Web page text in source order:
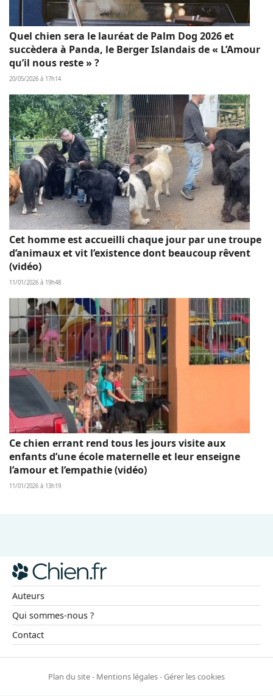
Quel chien sera le lauréat de Palm Dog 2026 et
succèdera à Panda, le Berger Islandais de « L’Amour
qu’il nous reste » ?
20/05/2026 à 17h14
Cet homme est accueilli chaque jour par une troupe
d’animaux et vit l’existence dont beaucoup rêvent
(vidéo)
11/01/2026 à 19h48
Ce chien errant rend tous les jours visite aux
enfants d’une école maternelle et leur enseigne
l’amour et l’empathie (vidéo)
11/01/2026 à 13h19
Auteurs
Qui sommes-nous ?
Contact
Plan du site- Mentions légales-Gérer les cookies